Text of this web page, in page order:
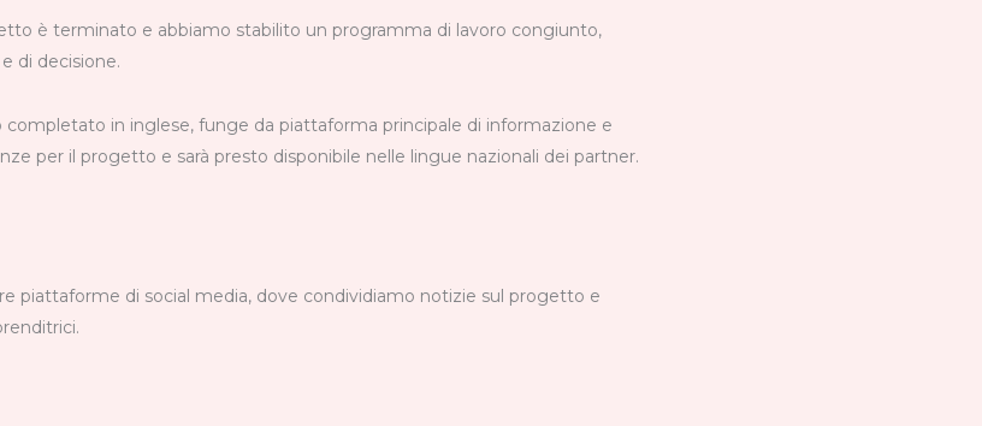
è terminato e abbiamo stabilito un programma di lavoro congiunto,
di decisione.
completato in inglese, funge da piattaforma principale di informazione e
per il progetto e sarà presto disponibile nelle lingue nazionali dei partner.
piattaforme di social media, dove condividiamo notizie sul progetto e